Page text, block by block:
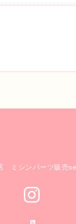
ミシンパーツ販売